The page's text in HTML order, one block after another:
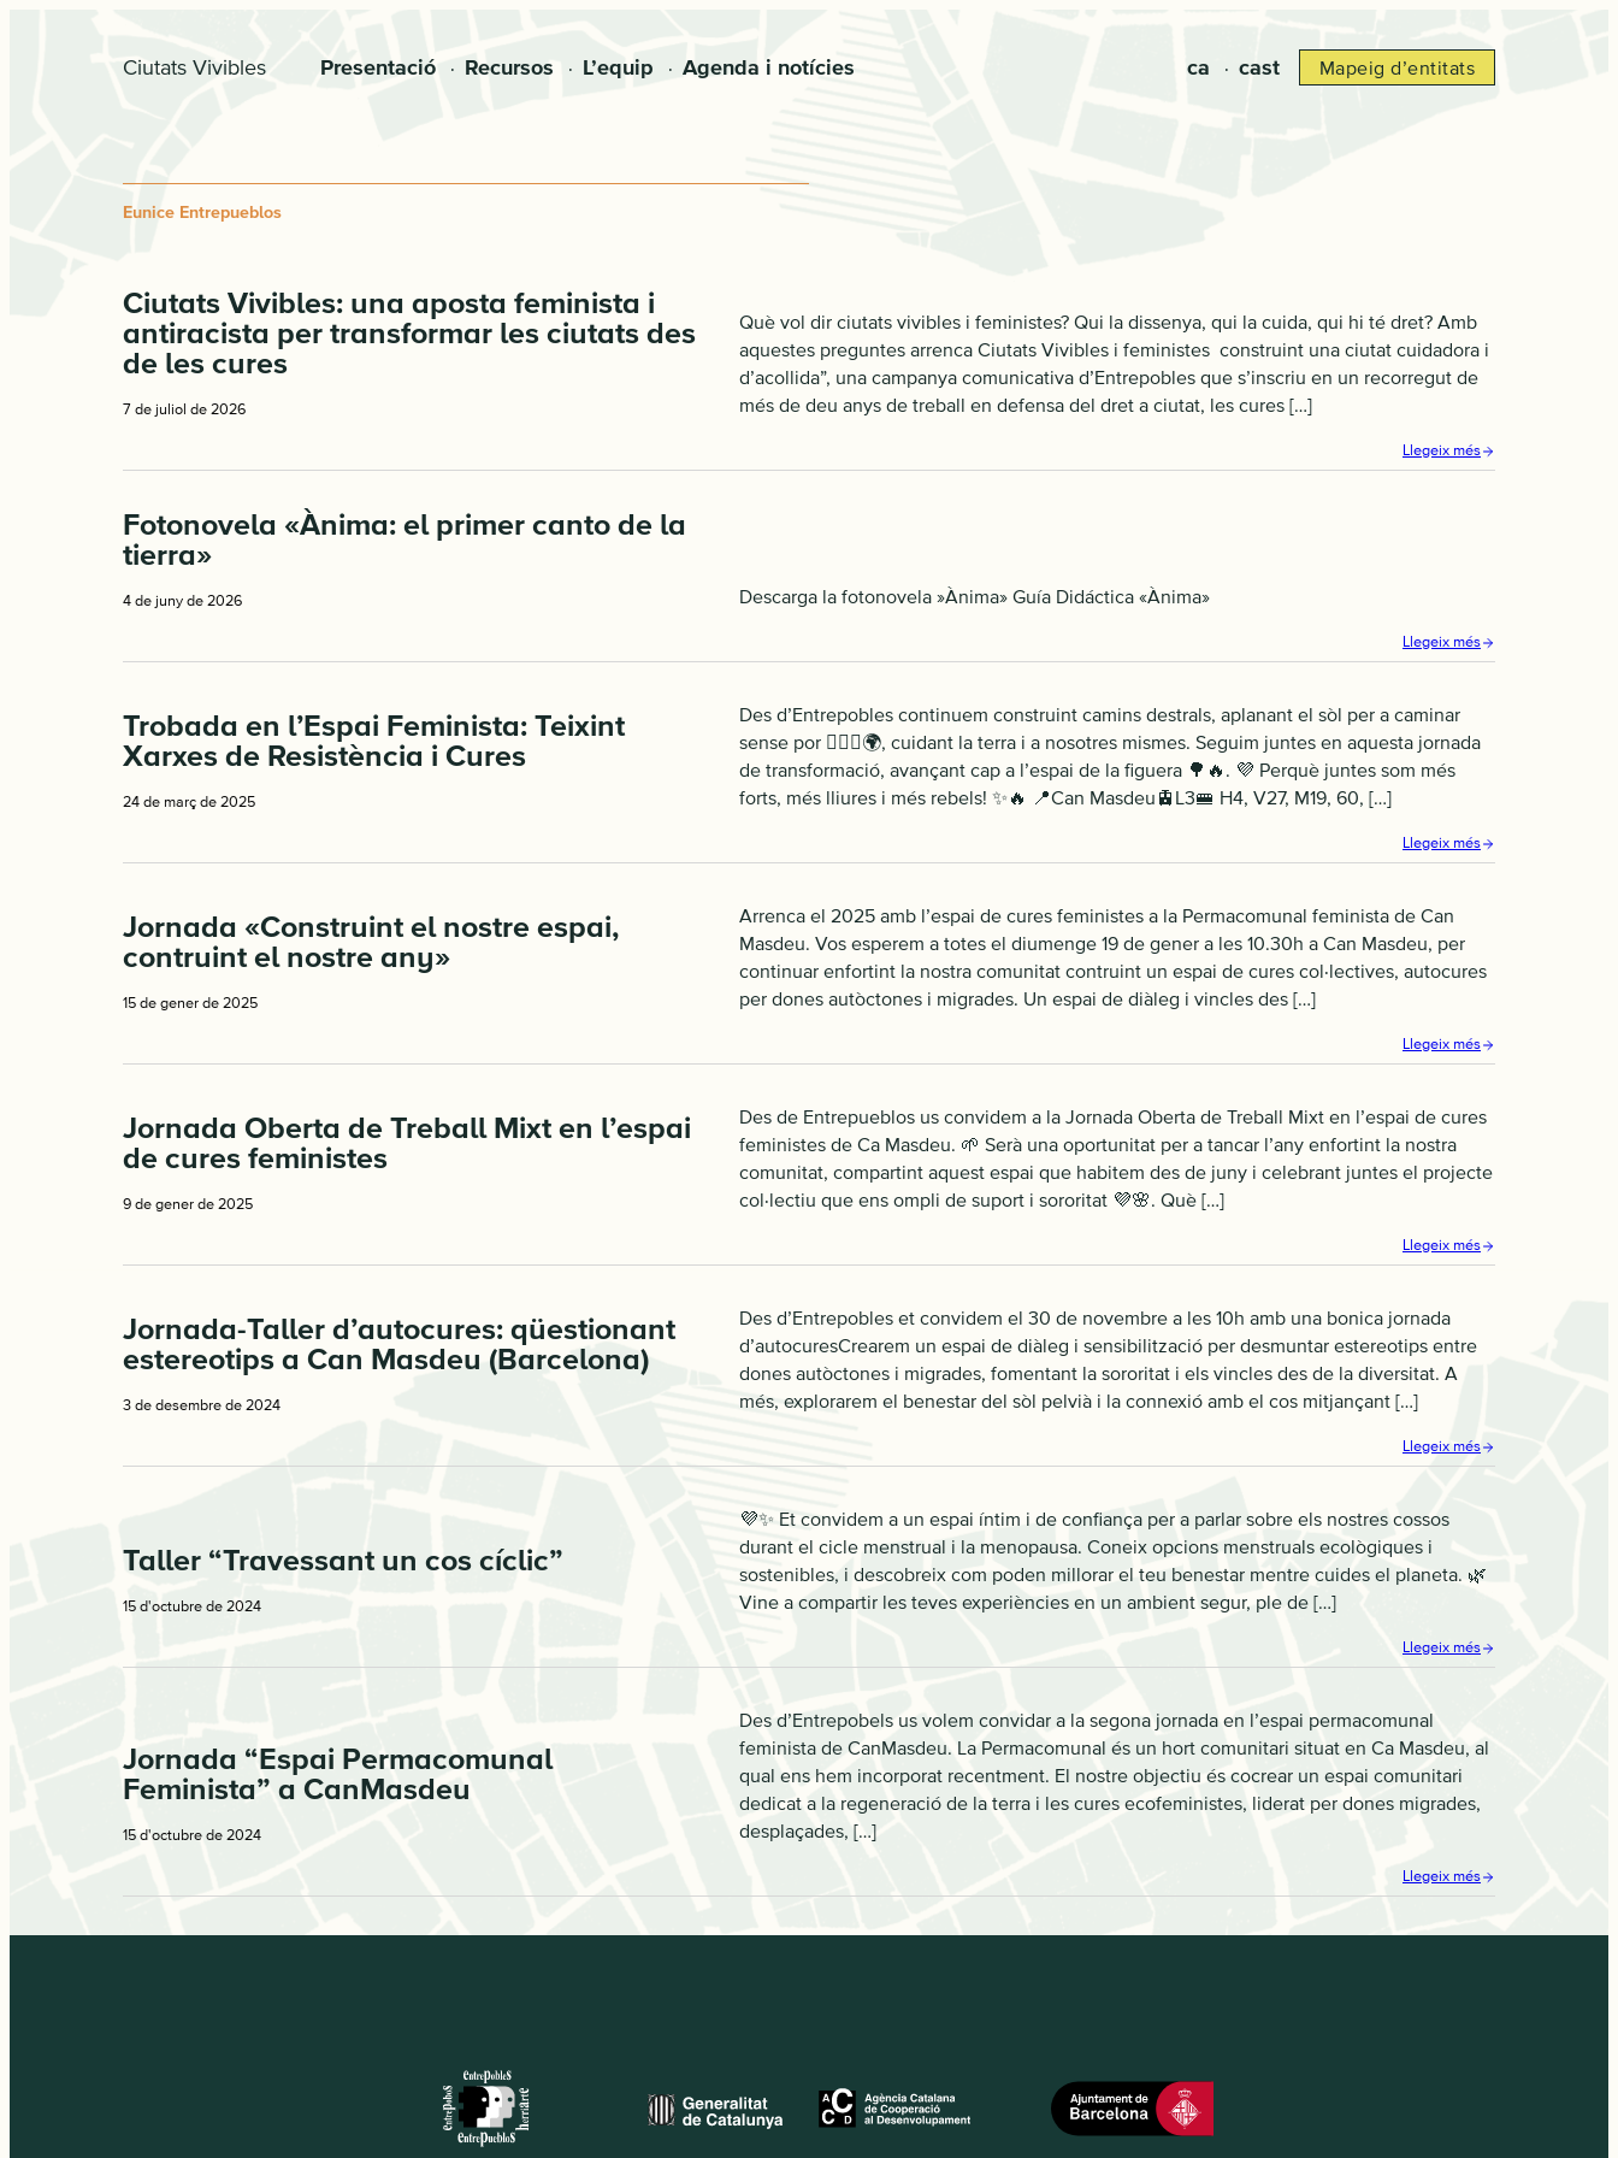
Ciutats Vivibles Presentació Recursos L’equip Agenda i notícies ca cast Mapeig d’entitats
Eunice Entrepueblos
Ciutats Vivibles: una aposta feminista i
antiracista per transformar les ciutats des
de les cures
7 de juliol de 2026
Què vol dir ciutats vivibles i feministes? Qui la dissenya, qui la cuida, qui hi té dret? Amb
aquestes preguntes arrenca Ciutats Vivibles i feministes construint una ciutat cuidadora i
d’acollida”, una campanya comunicativa d’Entrepobles que s’inscriu en un recorregut de
més de deu anys de treball en defensa del dret a ciutat, les cures […]
Llegeix més
Fotonovela «Ànima: el primer canto de la
tierra»
4 de juny de 2026 Descarga la fotonovela »Ànima» Guía Didáctica «Ànima»
Llegeix més
Trobada en l’Espai Feminista: Teixint
Xarxes de Resistència i Cures
24 de març de 2025
Des d’Entrepobles continuem construint camins destrals, aplanant el sòl per a caminar
sense por 🚶🏽‍♀️🌍, cuidant la terra i a nosotres mismes. Seguim juntes en aquesta jornada
de transformació, avançant cap a l’espai de la figuera 🌳🔥. 💜 Perquè juntes som més
forts, més lliures i més rebels! ✨🔥 📍Can Masdeu🚊L3🚝 H4, V27, M19, 60, […]
Llegeix més
Jornada «Construint el nostre espai,
contruint el nostre any»
15 de gener de 2025
Arrenca el 2025 amb l’espai de cures feministes a la Permacomunal feminista de Can
Masdeu. Vos esperem a totes el diumenge 19 de gener a les 10.30h a Can Masdeu, per
continuar enfortint la nostra comunitat contruint un espai de cures col·lectives, autocures
per dones autòctones i migrades. Un espai de diàleg i vincles des […]
Llegeix més
Jornada Oberta de Treball Mixt en l’espai
de cures feministes
9 de gener de 2025
Des de Entrepueblos us convidem a la Jornada Oberta de Treball Mixt en l’espai de cures
feministes de Ca Masdeu. 🌱 Serà una oportunitat per a tancar l’any enfortint la nostra
comunitat, compartint aquest espai que habitem des de juny i celebrant juntes el projecte
col·lectiu que ens ompli de suport i sororitat 💜🌸. Què […]
Llegeix més
Jornada-Taller d’autocures: qüestionant
estereotips a Can Masdeu (Barcelona)
3 de desembre de 2024
Des d’Entrepobles et convidem el 30 de novembre a les 10h amb una bonica jornada
d’autocuresCrearem un espai de diàleg i sensibilització per desmuntar estereotips entre
dones autòctones i migrades, fomentant la sororitat i els vincles des de la diversitat. A
més, explorarem el benestar del sòl pelvià i la connexió amb el cos mitjançant […]
Llegeix més
Taller “Travessant un cos cíclic”
15 d'octubre de 2024
💜✨ Et convidem a un espai íntim i de confiança per a parlar sobre els nostres cossos
durant el cicle menstrual i la menopausa. Coneix opcions menstruals ecològiques i
sostenibles, i descobreix com poden millorar el teu benestar mentre cuides el planeta. 🌿
Vine a compartir les teves experiències en un ambient segur, ple de […]
Llegeix més
Jornada “Espai Permacomunal
Feminista” a CanMasdeu
15 d'octubre de 2024
Des d’Entrepobels us volem convidar a la segona jornada en l’espai permacomunal
feminista de CanMasdeu. La Permacomunal és un hort comunitari situat en Ca Masdeu, al
qual ens hem incorporat recentment. El nostre objectiu és cocrear un espai comunitari
dedicat a la regeneració de la terra i les cures ecofeministes, liderat per dones migrades,
desplaçades, […]
Llegeix més